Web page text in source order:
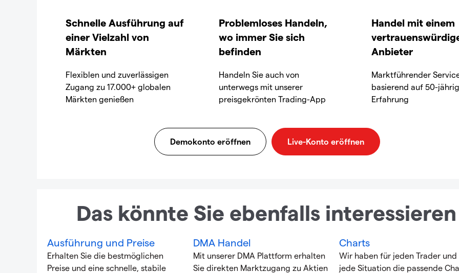
Schnelle Ausführung auf
einer Vielzahl von
Märkten
Flexiblen und zuverlässigen
Zugang zu 17.000+ globalen
Märkten genießen
Problemloses Handeln,
wo immer Sie sich
befinden
Handeln Sie auch von
unterwegs mit unserer
preisgekrönten Trading-App
Handel mit einem
Anbieter
Marktführender
basierend auf 50-
Erfahrung
Demokonto eröffnen Live-Konto eröffnen
Das könnte Sie ebenfalls interessieren
Ausführung und Preise
Erhalten Sie die bestmöglichen
Preise und eine schnelle, stabile
DMA Handel
Mit unserer DMA Plattform erhalten
Sie direkten Marktzugang zu Aktien
Charts
Wir haben für jeden Trader
jede Situation die passende